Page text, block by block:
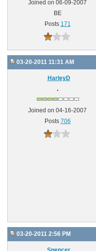
Joined on 06-09-2007
BE
Posts 171
03-20-2011 11:31 AM
HarleyD
Joined on 04-16-2007
Posts 706
03-20-2011 2:56 PM